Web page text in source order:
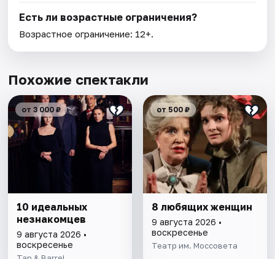
Есть ли возрастные ограничения?
Возрастное ограничение: 12+.
Похожие спектакли
от 3 000 ₽
10 идеальных
незнакомцев
9 августа 2026 •
воскресенье
от 500 ₽
8 любящих женщин
9 августа 2026 •
воскресенье
Театр им. Моссовета